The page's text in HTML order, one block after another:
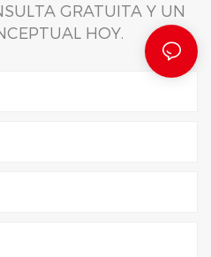
GRATUITA Y UN
HOY.